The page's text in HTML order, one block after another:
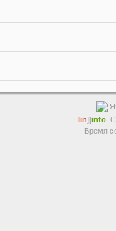
lin][info.
Время